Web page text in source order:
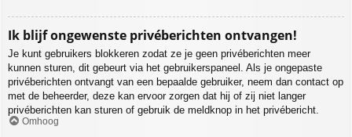
Ik blijf ongewenste privéberichten ontvangen!
Je kunt gebruikers blokkeren zodat ze je geen privéberichten meer
kunnen sturen, dit gebeurt via het gebruikerspaneel. Als je ongepaste
privéberichten ontvangt van een bepaalde gebruiker, neem dan contact op
met de beheerder, deze kan ervoor zorgen dat hij of zij niet langer
privéberichten kan sturen of gebruik de meldknop in het privébericht.
Omhoog